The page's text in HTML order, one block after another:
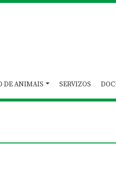
DE ANIMAIS SERVIZOS